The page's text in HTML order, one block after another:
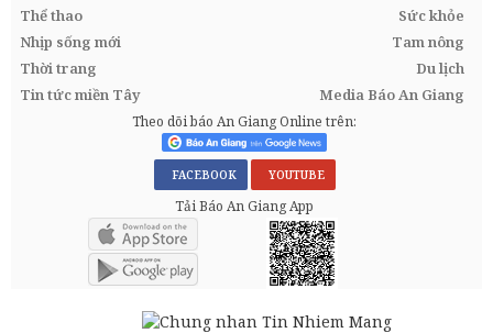
Thể thao
Sức khỏe
Nhịp sống mới
Tam nông
Thời trang
Du lịch
Tin tức miền Tây
Media Báo An Giang
Theo dõi báo An Giang Online trên:
FACEBOOK YOUTUBE
Tải Báo An Giang App